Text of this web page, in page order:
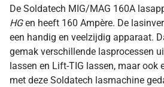
De Soldatech MIG/MAG 160A
HGen heeft 160 Ampère. De
een handig en veelzijdig apparaat.
gemak verschillende lasprocessen
lassen en Lift-TIG lassen, maar ook
met deze Soldatech lasmachine